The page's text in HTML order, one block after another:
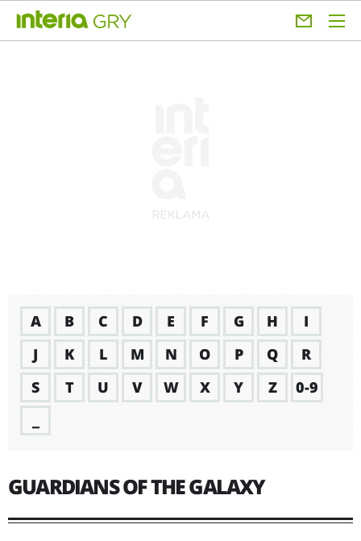
A B C D E F G H
I
J
K L M N O P Q
R
S
T U V W X Y Z
0-9
GUARDIANS OF THE GALAXY